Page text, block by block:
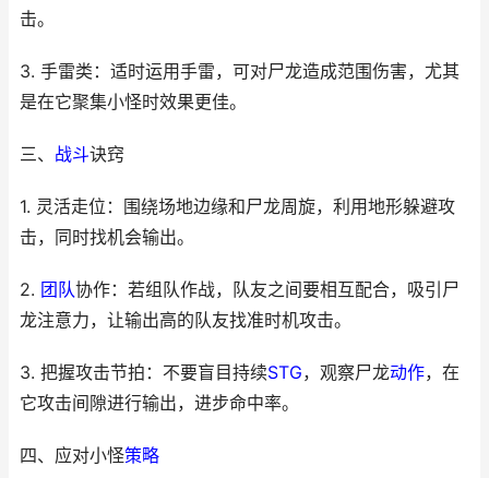
击。
3. 手雷类：适时运用手雷，可对尸龙造成范围伤害，尤其
是在它聚集小怪时效果更佳。
三、 战斗诀窍
1. 灵活走位：围绕场地边缘和尸龙周旋，利用地形躲避攻
击，同时找机会输出。
2. 团队协作：若组队作战，队友之间要相互配合，吸引尸
龙注意力，让输出高的队友找准时机攻击。
3. 把握攻击节拍：不要盲目持续STG，观察尸龙动作，在
它攻击间隙进行输出，进步命中率。
四、应对小怪策略